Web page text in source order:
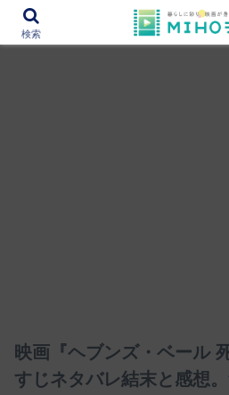
12000作品を紹介！あなたの映画
映画『ヘブンズ・ベール
すじネタバレ結末と感想
検索